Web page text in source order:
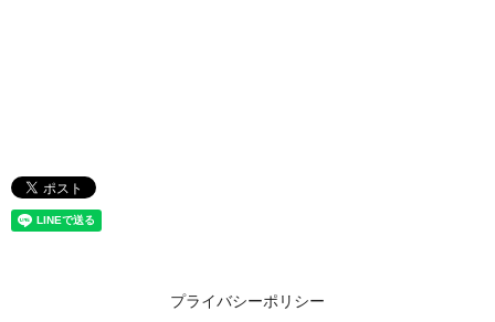
プライバシーポリシー